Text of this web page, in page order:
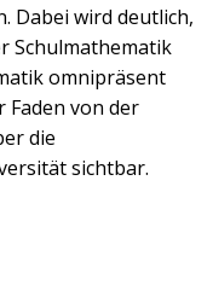
Dabei wird deutlich,
Schulmathematik
omnipräsent
Faden von der
die
sichtbar.